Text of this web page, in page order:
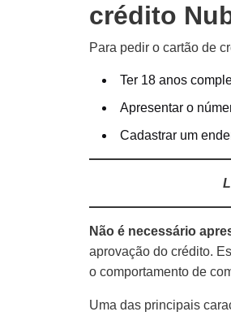
crédito
Para pedir o cartão de
Ter 18 anos
Apresentar o
Cadastrar um
Não é necessário
aprovação do crédito.
o comportamento de
Uma das principais